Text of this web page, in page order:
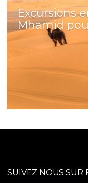
Excursions
Mhamid
SUIVEZ NOUS SUR